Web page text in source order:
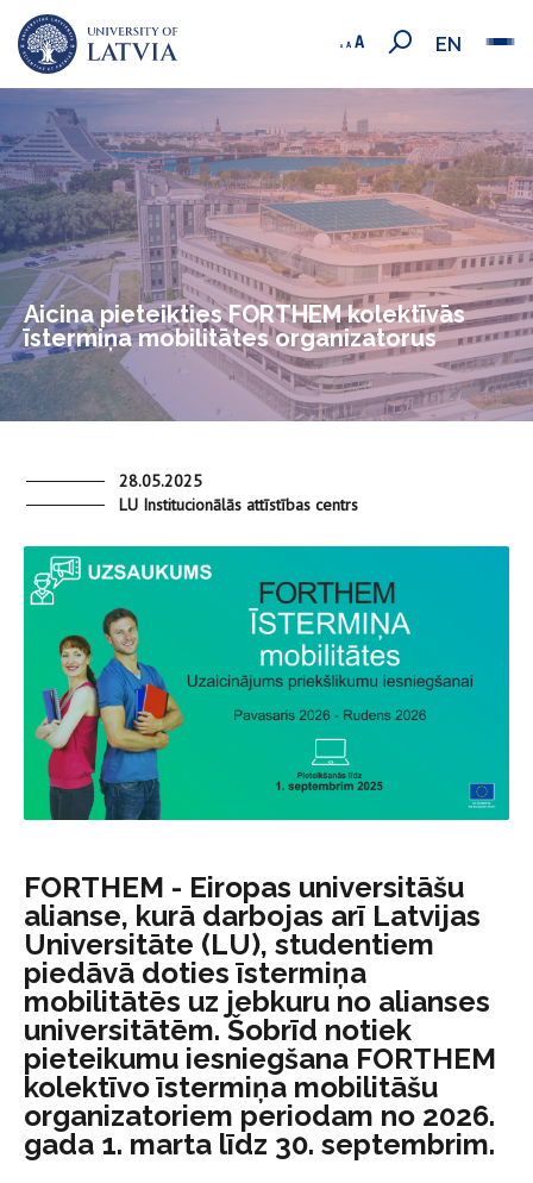
EN
Aicina pieteikties FORTHEM kolektīvās
īstermiņa mobilitātes organizatorus
28.05.2025
LU Institucionālās attīstības centrs
FORTHEM - Eiropas universitāšu
alianse, kurā darbojas arī Latvijas
Universitāte (LU), studentiem
piedāvā doties īstermiņa
mobilitātēs uz jebkuru no alianses
universitātēm. Šobrīd notiek
pieteikumu iesniegšana FORTHEM
kolektīvo īstermiņa mobilitāšu
organizatoriem periodam no 2026.
gada 1. marta līdz 30. septembrim.